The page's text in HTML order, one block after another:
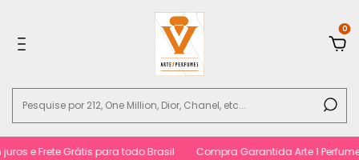
0
e Frete Grátis para todo Brasil Compra Garantida Arte 1